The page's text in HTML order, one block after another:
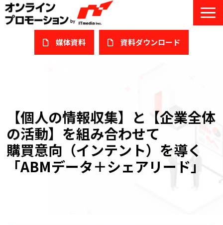
媒体資料 ​資料ダウンロード
サービスガイド/お役立ち資料
課題/ターゲット別で探す
オンライン展示会/協賛ウェビナー
【個人の情報収集】と【企業全体
の活動】を組み合わせて
購買意向（インテント）を導く
「ABMデータ＋シェアリード」